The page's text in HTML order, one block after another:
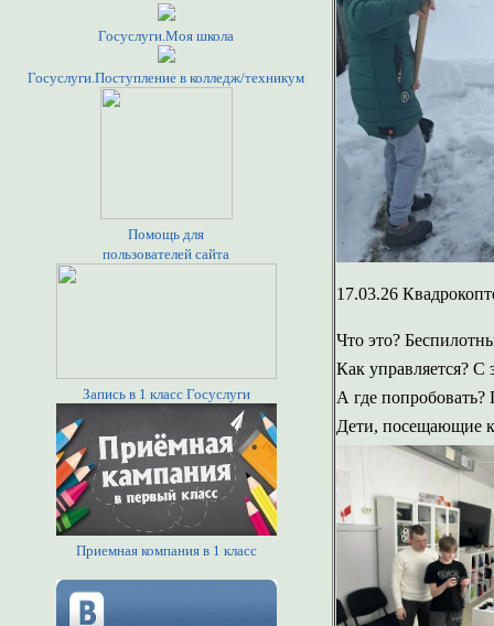
Госуслуги.Моя школа
Госуслуги.Поступление в колледж/техникум
Помощь для
пользователей сайта
Запись в 1 класс Госуслуги
Приемная компания в 1 класс
17.03.26
Что это?
Как управляется?
А где
Дети, посещающие